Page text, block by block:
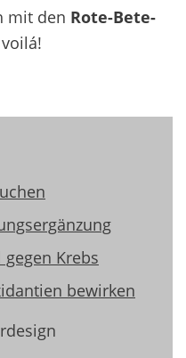
mit den Rote-Bete-
Krebs
bewirken